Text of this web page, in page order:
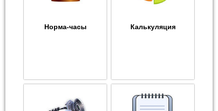
Норма-часы Калькуляция